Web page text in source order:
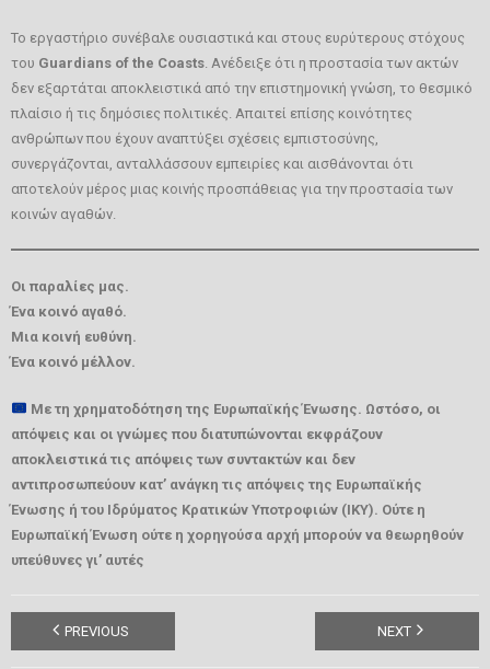
Το εργαστήριο συνέβαλε ουσιαστικά και στους ευρύτερους στόχους
του Guardians of the Coasts. Ανέδειξε ότι η προστασία των ακτών
δεν εξαρτάται αποκλειστικά από την επιστημονική γνώση, το θεσμικό
πλαίσιο ή τις δημόσιες πολιτικές. Απαιτεί επίσης κοινότητες
ανθρώπων που έχουν αναπτύξει σχέσεις εμπιστοσύνης,
συνεργάζονται, ανταλλάσσουν εμπειρίες και αισθάνονται ότι
αποτελούν μέρος μιας κοινής προσπάθειας για την προστασία των
κοινών αγαθών.
Οι παραλίες μας.
Ένα κοινό αγαθό.
Μια κοινή ευθύνη.
Ένα κοινό μέλλον.
Με τη χρηματοδότηση της Ευρωπαϊκής Ένωσης. Ωστόσο, οι
απόψεις και οι γνώμες που διατυπώνονται εκφράζουν
αποκλειστικά τις απόψεις των συντακτών και δεν
αντιπροσωπεύουν κατ’ ανάγκη τις απόψεις της Ευρωπαϊκής
Ένωσης ή του Ιδρύματος Κρατικών Υποτροφιών (ΙΚΥ). Ούτε η
Ευρωπαϊκή Ένωση ούτε η χορηγούσα αρχή μπορούν να θεωρηθούν
υπεύθυνες γι’ αυτές
PREVIOUS NEXT